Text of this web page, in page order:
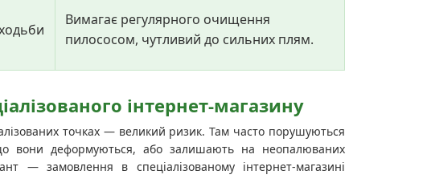
Вимагає регулярного очищення
пилососом, чутливий до сильних плям.
інтернет-магазину
точках — великий ризик. Там часто порушуються
вони деформуються, або залишають на неопалюваних
— замовлення в спеціалізованому інтернет-магазині